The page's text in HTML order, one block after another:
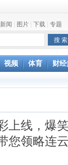
新闻 图片 下载 专题
视频 体育 财
上线，爆
您领略连